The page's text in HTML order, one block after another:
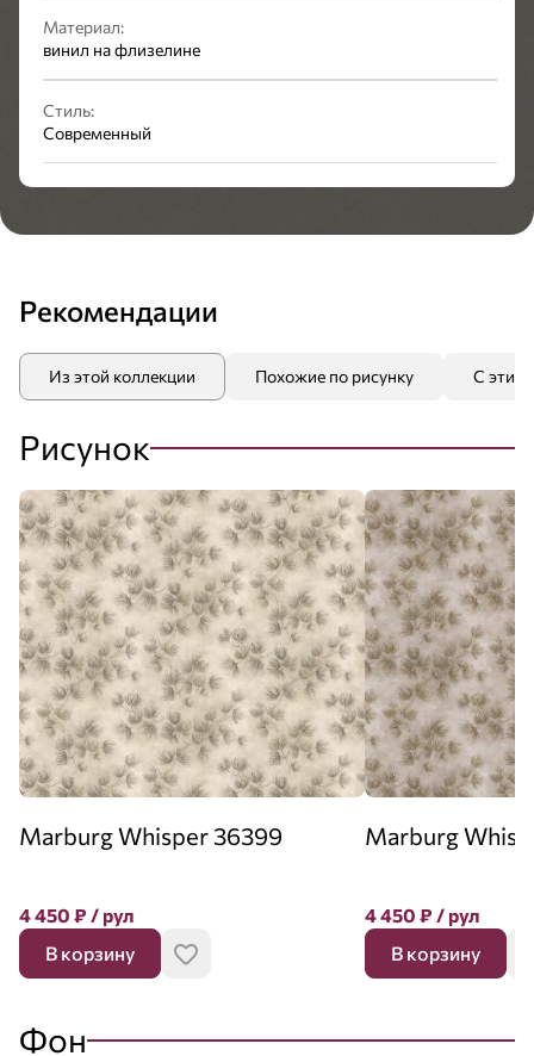
Материал:
винил на флизелине
Стиль:
Современный
Рекомендации
Из этой коллекции Похожие по рисунку С этим
Рисунок
Marburg Whisper 36399
4 450 ₽ / рул
В корзину
Marburg
4 450 ₽ / рул
В корзину
Фон